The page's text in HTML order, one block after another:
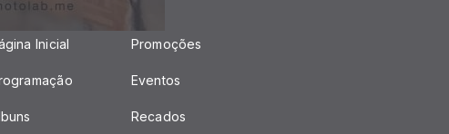
Inicial Promoções
Eventos
Recados